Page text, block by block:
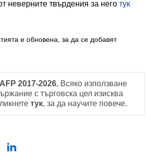
неверните твърдения за него тук
е обновена, за да се добавят
2017-2026.Всяко използване
с търговска цел изисква
тук, за да научите повече.